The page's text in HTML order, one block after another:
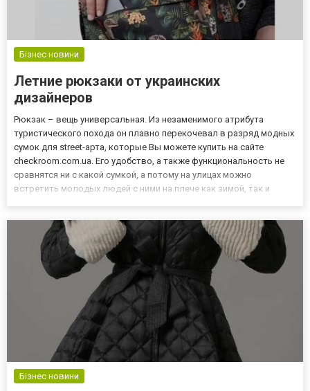
Бізнес новини
Летние рюкзаки от украинских
дизайнеров
Рюкзак – вещь универсальная. Из незаменимого атрибута
туристического похода он плавно перекочевал в разряд модных
сумок для street-арта, которые Вы можете купить на сайте
checkroom.com.ua. Его удобство, а также функциональность не
сравнятся ни с какой сумкой, а потому на улицах можно
встретить молодых людей с ними на плече как зимой, так и
Бізнес новини